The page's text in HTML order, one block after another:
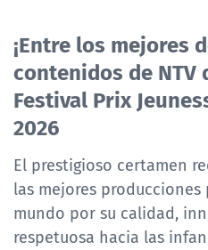
¡Entre los mejores
contenidos de NTV
Festival Prix
2026
El prestigioso certamen
las mejores
mundo por su calidad,
respetuosa hacia las